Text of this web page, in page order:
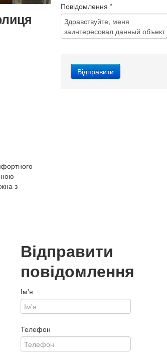
з
Повідомлення *
Відправити
повідомлення
Ім'я
Телефон